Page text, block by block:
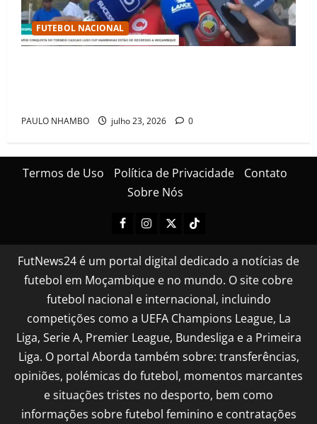
FUTEBOL NACIONAL
PAULO NHAMBO julho 23, 2026 0
Termos de Uso Política de Privacidade
Contato
Sobre Nós
FutNews24 é um portal digital dedicado a notícias de
futebol em Moçambique e no mundo. O site cobre
futebol nacional e internacional, incluindo
competições como a UEFA Champions League, La
Liga, Serie A, Premier League, Bundesliga e a Primeira
Liga. O portal Aborda também sobre: transferências,
opiniões, polémicas do futebol, momentos marcantes
e situações tristes no desporto, bem como
informações sobre futebol feminino e contratações